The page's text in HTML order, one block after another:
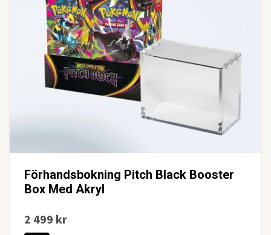
Förhandsbokning Pitch Black Booster
Box Med Akryl
2 499 kr